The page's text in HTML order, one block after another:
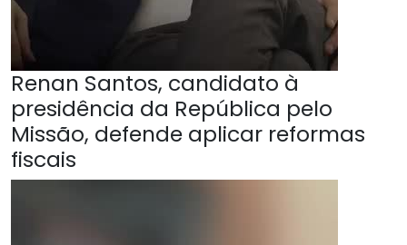
Renan Santos, candidato à
presidência da República pelo
Missão, defende aplicar reformas
fiscais